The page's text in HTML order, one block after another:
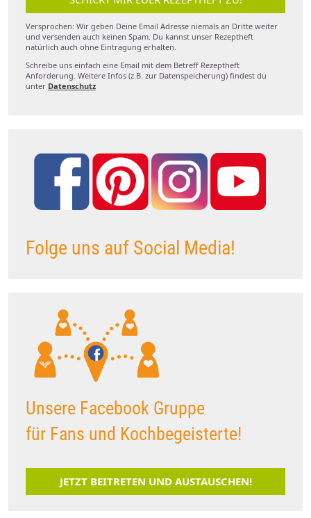
Versprochen: Wir geben Deine Email Adresse niemals an Dritte weiter
und versenden auch keinen Spam. Du kannst unser Rezeptheft
natürlich auch ohne Eintragung erhalten.
Schreibe uns einfach eine Email mit dem Betreff Rezeptheft
Anforderung. Weitere Infos (z.B. zur Datenspeicherung) findest du
unter Datenschutz
Folge uns auf Social Media!
Unsere Facebook Gruppe
für Fans und Kochbegeisterte!
JETZT BEITRETEN UND AUSTAUSCHEN!